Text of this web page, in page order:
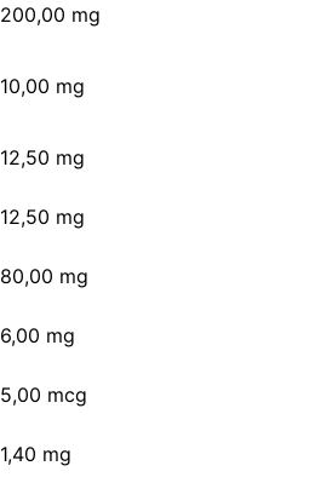
200,00 mg
10,00 mg
12,50 mg
12,50 mg
80,00 mg
6,00 mg
5,00 mcg
1,40 mg